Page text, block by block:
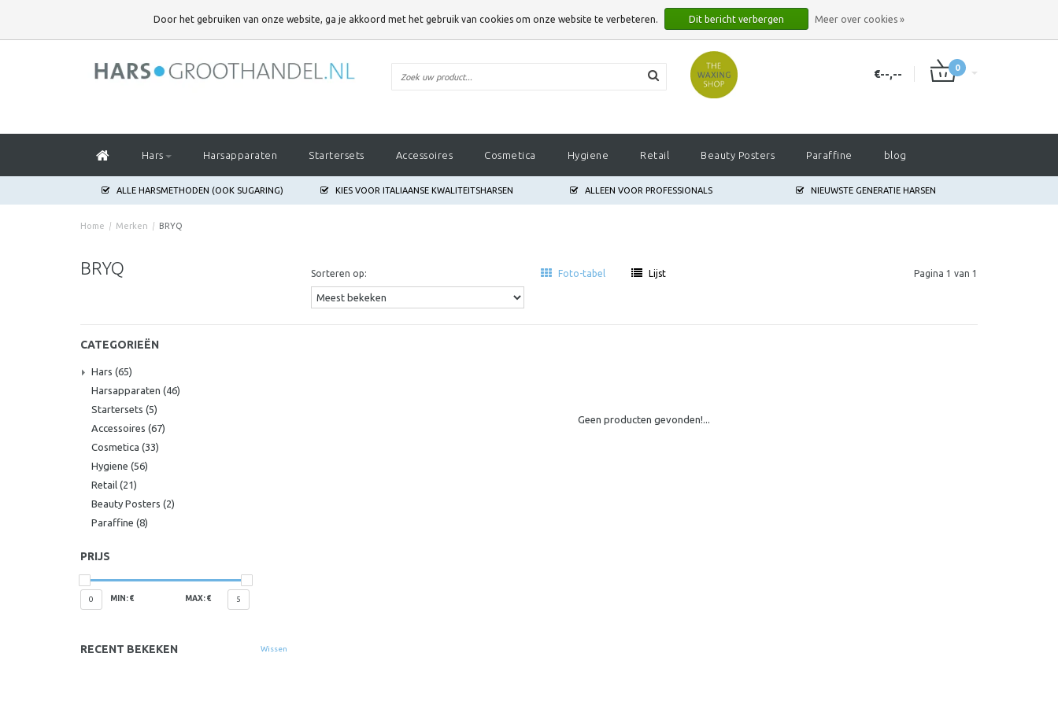
GA JE AKKOORD MET HET GEBRUIK VAN COOKIES OM ONZE WEBSITE TE VERBETEREN.
€--,-- 0
Hars Harsapparaten Startersets Accessoires Cosmetica Hygiene Retail Beauty Posters Paraffine blog
ALLE HARSMETHODEN (OOK SUGARING) KIES VOOR ITALIAANSE KWALITEITSHARSEN ALLEEN VOOR PROFESSIONALS NIEUWSTE GENERATIE HARSEN
Home / Merken / BRYQ
BRYQ Sorteren op: Foto-tabel Lijst Pagina 1 van 1
CATEGORIEËN
Hars (65)
Harsapparaten (46)
Startersets (5)
Accessoires (67)
Cosmetica (33)
Hygiene (56)
Retail (21)
Beauty Posters (2)
Paraffine (8)
PRIJS
0 MIN: € MAX: € 5
RECENT BEKEKEN Wissen
Geen producten gevonden!...
Door het gebruiken van onze website, ga je akkoord met het gebruik van cookies om onze website te verbeteren. Dit bericht verbergen Meer over cookies »